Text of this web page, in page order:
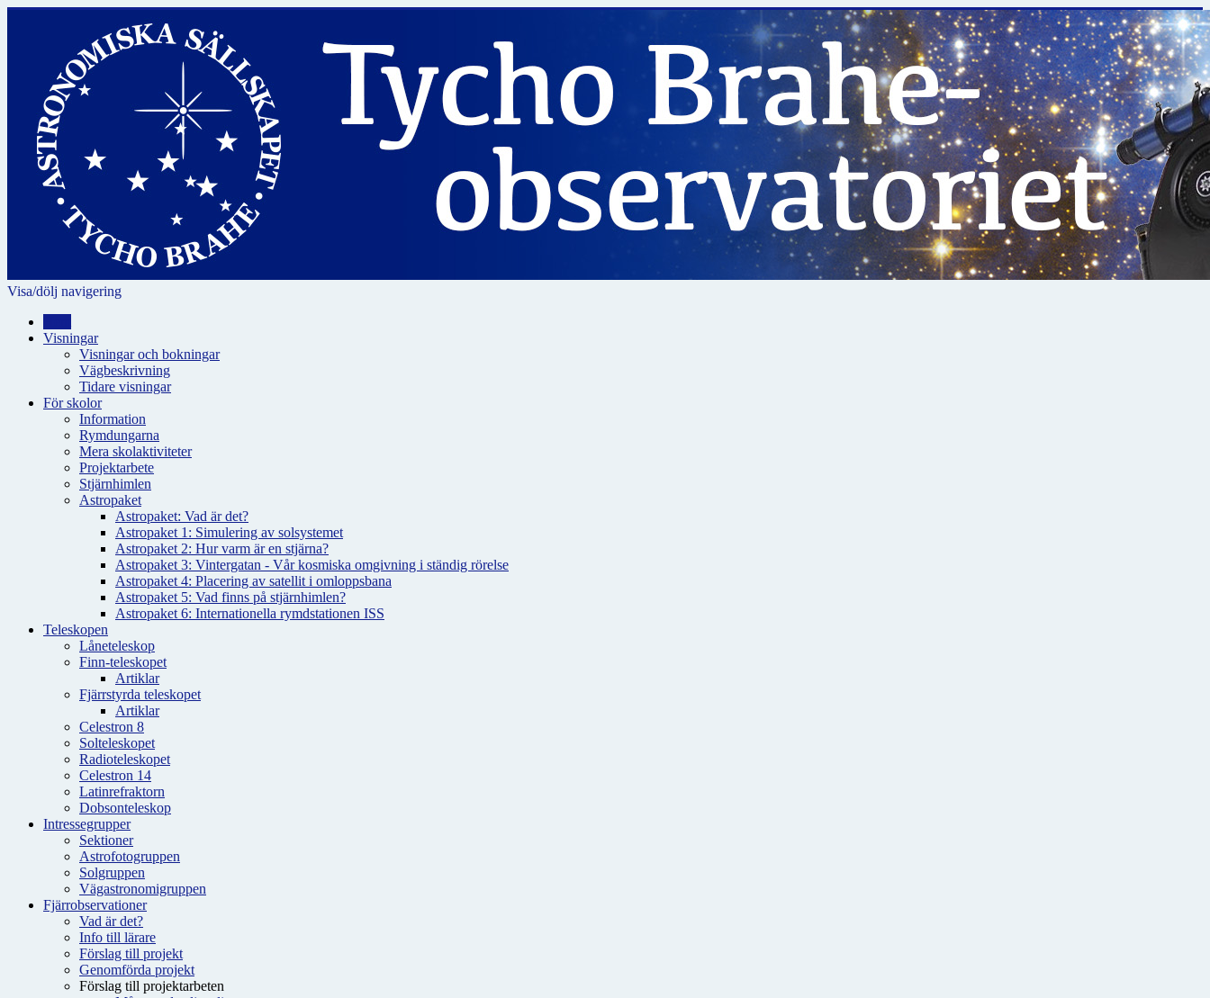
Visa/dölj navigering
Visningar
Visningar och bokningar
Vägbeskrivning
Tidare visningar
För skolor
Information
Rymdungarna
Mera skolaktiviteter
Projektarbete
Stjärnhimlen
Astropaket
Astropaket: Vad är det?
Astropaket 1: Simulering av solsystemet
Astropaket 2: Hur varm är en stjärna?
Astropaket 3: Vintergatan - Vår kosmiska omgivning i ständig rörelse
Astropaket 4: Placering av satellit i omloppsbana
Astropaket 5: Vad finns på stjärnhimlen?
Astropaket 6: Internationella rymdstationen ISS
Teleskopen
Låneteleskop
Finn-teleskopet
Artiklar
Fjärrstyrda teleskopet
Artiklar
Celestron 8
Solteleskopet
Radioteleskopet
Celestron 14
Latinrefraktorn
Dobsonteleskop
Intressegrupper
Sektioner
Astrofotogruppen
Solgruppen
Vägastronomigruppen
Fjärrobservationer
Vad är det?
Info till lärare
Förslag till projekt
Genomförda projekt
Förslag till projektarbeten